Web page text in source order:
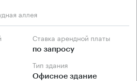
аллея
Ставка арендной платы
по запросу
Тип здания
Офисное здание